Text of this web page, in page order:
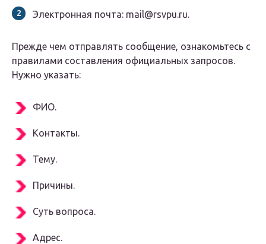
Электронная почта: mail@rsvpu.ru.
Прежде чем отправлять сообщение, ознакомьтесь с
правилами составления официальных запросов.
Нужно указать:
ФИО.
Контакты.
Тему.
Причины.
Суть вопроса.
Адрес.